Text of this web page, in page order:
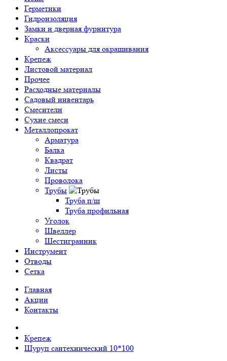
Герметики
Гидроизоляция
Замки и дверная фурнитура
Краски
Аксессуары для окрашивания
Крепеж
Листовой материал
Прочее
Расходные материалы
Садовый инвентарь
Смесители
Сухие смеси
Металлопрокат
Арматура
Балка
Квадрат
Листы
Проволока
Трубы
Труба п/ш
Труба профильная
Уголок
Швеллер
Шестигранник
Инструмент
Отводы
Сетка
Главная
Акции
Контакты
Крепеж
Шуруп сантехнический 10*100